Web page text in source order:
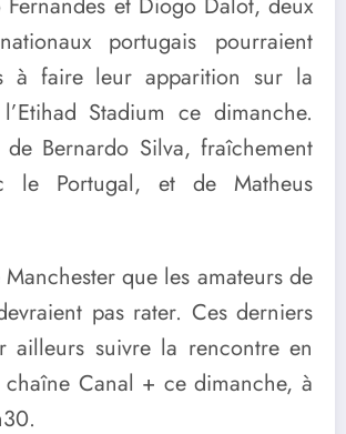
et Diogo Dalot, deux
portugais pourraient
à faire leur apparition sur la
Stadium ce dimanche.
de Bernardo Silva, fraîchement
le Portugal, et de Matheus
que les amateurs de
pas rater. Ces derniers
ailleurs suivre la rencontre en
Canal + ce dimanche, à